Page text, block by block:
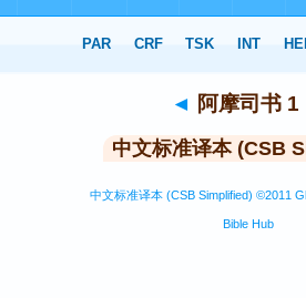
> 阿摩司书 1
◄ 阿摩司书 1
中文标准译本 (CSB
中文标准译本 (CSB Simplified) ©2011
Bible Hub